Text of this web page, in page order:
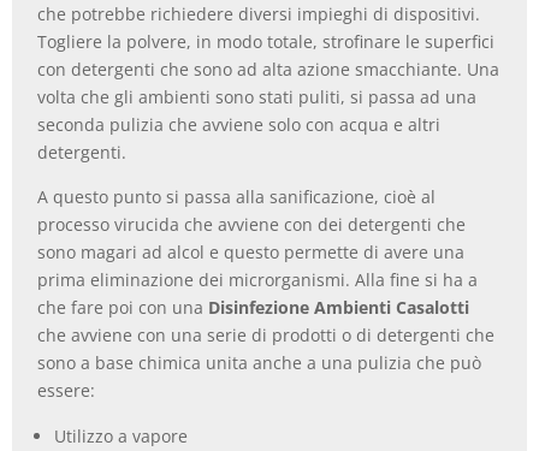
che potrebbe richiedere diversi impieghi di dispositivi.
Togliere la polvere, in modo totale, strofinare le superfici
con detergenti che sono ad alta azione smacchiante. Una
volta che gli ambienti sono stati puliti, si passa ad una
seconda pulizia che avviene solo con acqua e altri
detergenti.
A questo punto si passa alla sanificazione, cioè al
processo virucida che avviene con dei detergenti che
sono magari ad alcol e questo permette di avere una
prima eliminazione dei microrganismi. Alla fine si ha a
che fare poi con una Disinfezione Ambienti Casalotti
che avviene con una serie di prodotti o di detergenti che
sono a base chimica unita anche a una pulizia che può
essere:
Utilizzo a vapore